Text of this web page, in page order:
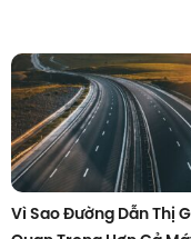
Vì Sao Đường Dẫn Thị